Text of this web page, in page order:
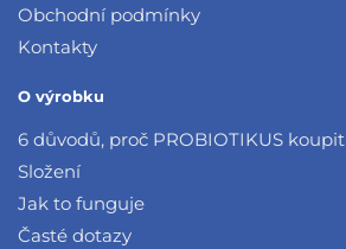
Obchodní podmínky
Kontakty
O výrobku
6 důvodů, proč PROBIOTIKUS koupit
Složení
Jak to funguje
Časté dotazy